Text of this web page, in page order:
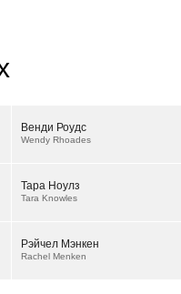
Венди Роудс
Wendy Rhoades
Тара Ноулз
Tara Knowles
Рэйчел Мэнкен
Rachel Menken